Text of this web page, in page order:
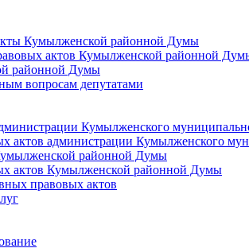
Кумылженской районной Думы
актов Кумылженской районной
районной Думы
вопросам депутатами
Кумылженского
актов администрации Кумылженского
районной Думы
актов Кумылженской районной Думы
правовых актов